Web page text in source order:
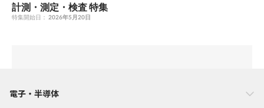
計測・測定・検査 特集
特集開始日： 2026年5月20日
電子・半導体